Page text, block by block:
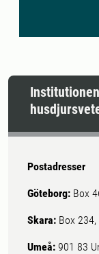
Postadresser
Göteborg: Box
Skara: Box
Umeå: 901 83